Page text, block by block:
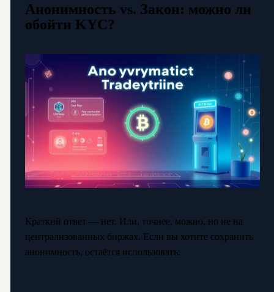
Анонимность vs. Закон: можно ли
обойти KYC?
Краткий ответ — нет. Или, точнее, можно, но не на
централизованных биржах. Если вы хотите сохранить
анонимность, остаётся использовать: